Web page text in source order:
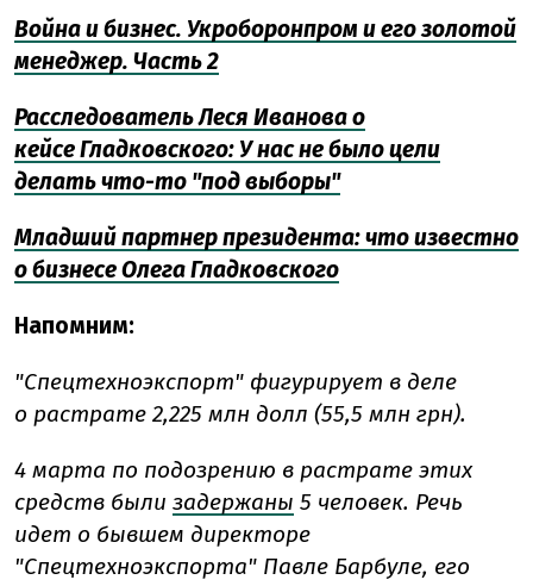
Война и бизнес. Укроборонпром и его золотой
менеджер. Часть 2
Расследователь Леся Иванова о
кейсеГладковского: У нас не было цели
делать что-то "под выборы"
Младший партнер президента: что известно
о бизнесе Олега Гладковского
Напомним:
"Спецтехноэкспорт" фигурирует в деле
о растрате 2,225 млн долл (55,5 млн грн).
4 марта по подозрению в растрате этих
средств были задержаны 5 человек. Речь
идет о бывшем директоре
"Спецтехноэкспорта" Павле Барбуле, его